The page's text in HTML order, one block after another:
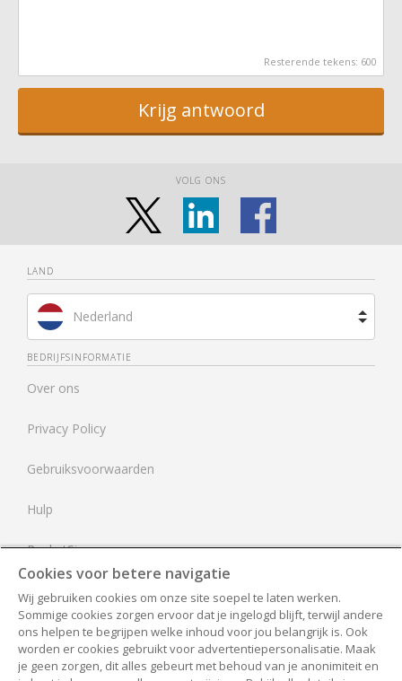
Resterende tekens: 600
Krijg antwoord
VOLG ONS
LAND
Nederland
Brazilië
Spanje
Frankrijk
Verenigd Koninkrijk
BEDRIJFSINFORMATIE
Over ons
Privacy Policy
Gebruiksvoorwaarden
Hulp
RocketSign
Neem contact op
Alle documenten
Toegankelijkheid
Cookies voor betere navigatie
Wij gebruiken cookies om onze site soepel te laten werken.
Sommige cookies zorgen ervoor dat je ingelogd blijft, terwijl andere
ons helpen te begrijpen welke inhoud voor jou belangrijk is. Ook
worden er cookies gebruikt voor advertentiepersonalisatie. Maak
je geen zorgen, dit alles gebeurt met behoud van je anonimiteit en